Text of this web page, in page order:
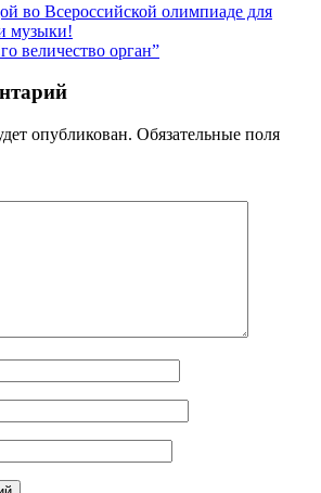
во Всероссийской олимпиаде для
музыки!
величество орган”
опубликован. Обязательные поля